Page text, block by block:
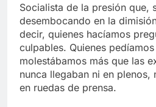
Socialista de la presión que,
desembocando en la
decir, quienes hacíamos
culpables. Quienes
molestábamos más que las
nunca llegaban ni en plenos,
en ruedas de prensa.